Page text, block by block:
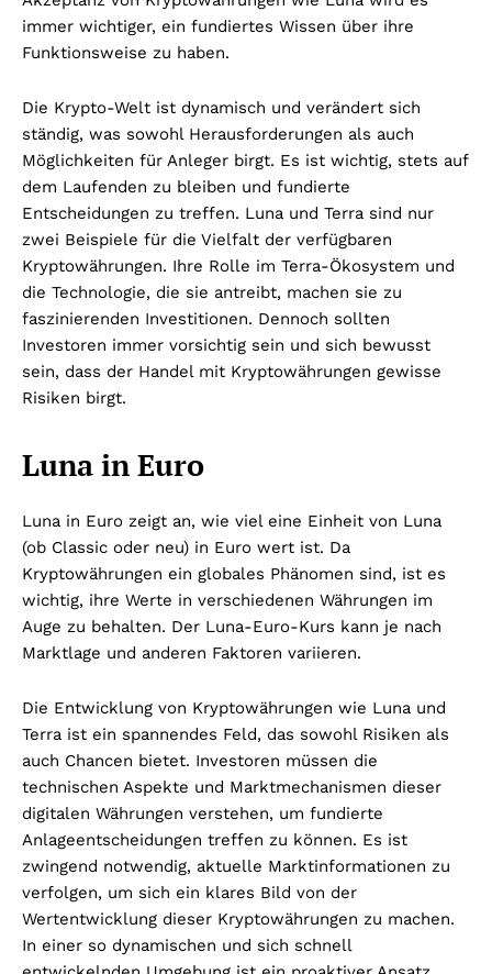
immer wichtiger, ein fundiertes Wissen über ihre
Funktionsweise zu haben.
Die Krypto-Welt ist dynamisch und verändert sich
ständig, was sowohl Herausforderungen als auch
Möglichkeiten für Anleger birgt. Es ist wichtig, stets auf
dem Laufenden zu bleiben und fundierte
Entscheidungen zu treffen. Luna und Terra sind nur
zwei Beispiele für die Vielfalt der verfügbaren
Kryptowährungen. Ihre Rolle im Terra-Ökosystem und
die Technologie, die sie antreibt, machen sie zu
faszinierenden Investitionen. Dennoch sollten
Investoren immer vorsichtig sein und sich bewusst
sein, dass der Handel mit Kryptowährungen gewisse
Risiken birgt.
Luna in Euro
Luna in Euro zeigt an, wie viel eine Einheit von Luna
(ob Classic oder neu) in Euro wert ist. Da
Kryptowährungen ein globales Phänomen sind, ist es
wichtig, ihre Werte in verschiedenen Währungen im
Auge zu behalten. Der Luna-Euro-Kurs kann je nach
Marktlage und anderen Faktoren variieren.
Die Entwicklung von Kryptowährungen wie Luna und
Terra ist ein spannendes Feld, das sowohl Risiken als
auch Chancen bietet. Investoren müssen die
technischen Aspekte und Marktmechanismen dieser
digitalen Währungen verstehen, um fundierte
Anlageentscheidungen treffen zu können. Es ist
zwingend notwendig, aktuelle Marktinformationen zu
verfolgen, um sich ein klares Bild von der
Wertentwicklung dieser Kryptowährungen zu machen.
In einer so dynamischen und sich schnell